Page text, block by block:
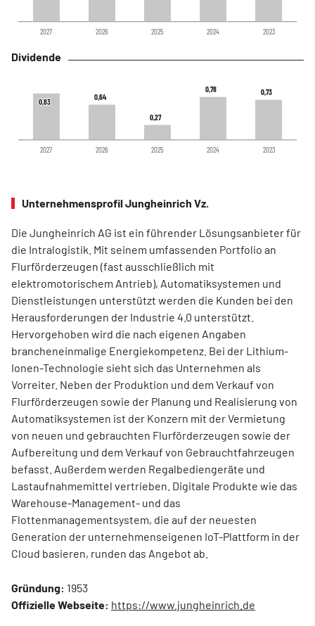
2027 2026 2025 2024 2023
Dividende
0,83
0,83
0,64
0,64
0,27
0,27
0,78
0,78 0,73
0,73
2027 2026 2025 2024 2023
Unternehmensprofil Jungheinrich Vz.
Die Jungheinrich AG ist ein führender Lösungsanbieter für
die Intralogistik. Mit seinem umfassenden Portfolio an
Flurförderzeugen (fast ausschließlich mit
elektromotorischem Antrieb), Automatiksystemen und
Dienstleistungen unterstützt werden die Kunden bei den
Herausforderungen der Industrie 4.0 unterstützt.
Hervorgehoben wird die nach eigenen Angaben
brancheneinmalige Energiekompetenz. Bei der Lithium-
Ionen-Technologie sieht sich das Unternehmen als
Vorreiter. Neben der Produktion und dem Verkauf von
Flurförderzeugen sowie der Planung und Realisierung von
Automatiksystemen ist der Konzern mit der Vermietung
von neuen und gebrauchten Flurförderzeugen sowie der
Aufbereitung und dem Verkauf von Gebrauchtfahrzeugen
befasst. Außerdem werden Regalbediengeräte und
Lastaufnahmemittel vertrieben. Digitale Produkte wie das
Warehouse-Management- und das
Flottenmanagementsystem, die auf der neuesten
Generation der unternehmenseigenen IoT-Plattform in der
Cloud basieren, runden das Angebot ab.
Gründung: 1953
Offizielle Webseite: https://www.jungheinrich.de